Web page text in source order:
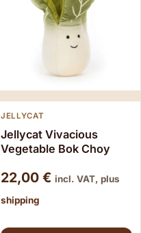
JELLYCAT
Jellycat Vivacious
Vegetable Bok Choy
22,00 € incl. VAT, plus
shipping